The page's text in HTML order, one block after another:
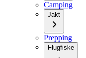
Camping
Jakt
Prepping
Flugfiske